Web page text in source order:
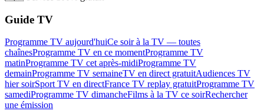
Guide TV
Programme TV aujourd'huiCe soir à la TV — toutes
chaînesProgramme TV en ce momentProgramme TV
matinProgramme TV cet après-midiProgramme TV
demainProgramme TV semaineTV en direct gratuitAudiences TV
hier soirSport TV en directFrance TV replay gratuitProgramme TV
samediProgramme TV dimancheFilms à la TV ce soirRechercher
une émission